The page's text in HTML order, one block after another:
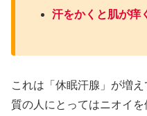
汗をかくと肌が痒
これは「休眠汗腺」が増
質の人にとってはニオイを